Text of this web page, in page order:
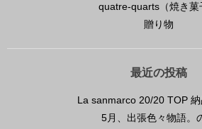
quatre-quarts（焼き菓
贈り物
最近の投稿
La sanmarco 20/20 TOP
5月、出張色々物語。